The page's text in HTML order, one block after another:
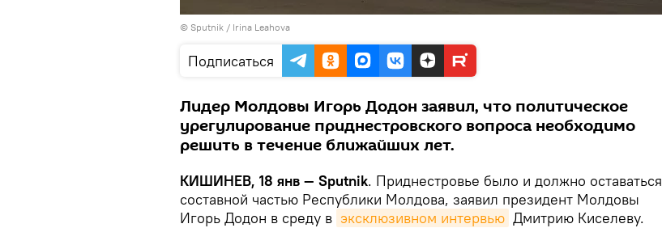
© Sputnik / Irina Leahova
Подписаться
Лидер Молдовы Игорь Додон заявил, что политическое
урегулирование приднестровского вопроса необходимо
решить в течение ближайших лет.
КИШИНЕВ, 18 янв — Sputnik. Приднестровье было и должно оставаться
составной частью Республики Молдова, заявил президент Молдовы
Игорь Додон в среду в эксклюзивном интервью Дмитрию Киселеву.